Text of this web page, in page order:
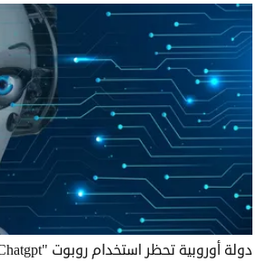
دولة أوروبية تحظر استخدام روبوت "Chatgpt" لهذا السبب